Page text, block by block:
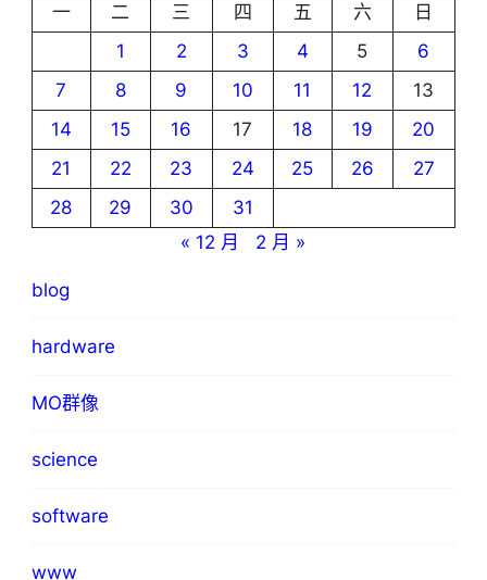
一
二 三 四 五 六
日
1
2 3 4 5
6
7
8 9 10 11 12
13
14
15 16 17 18 19
20
21
22 23 24 25 26
27
28
29 30
31
« 12 月
2 月 »
blog
hardware
MO群像
science
software
www